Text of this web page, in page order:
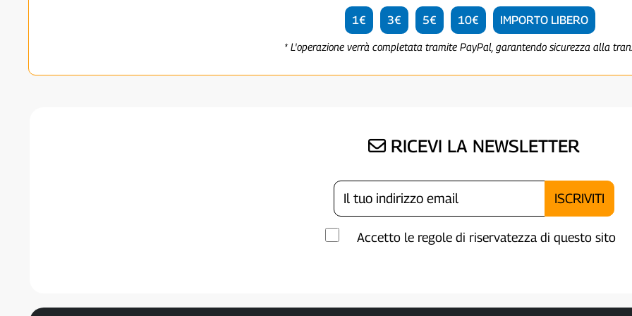
1€ 3€ 5€ 10€ IMPORTO LIBERO
* L'operazione verrà completata tramite PayPal, garantendo sicurezza alla
RICEVI LA NEWSLETTER
Accetto le regole di riservatezza di questo sito